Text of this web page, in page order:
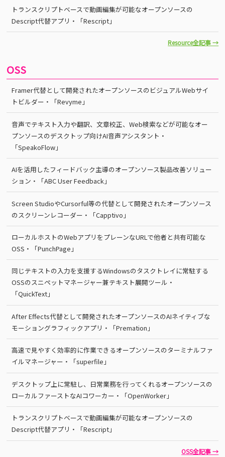
トランスクリプトベースで動画編集が可能なオープンソースの
Descript代替アプリ・「Rescript」
Resource全記事 →
OSS
Framer代替として開発されたオープンソースのビジュアルWebサイ
トビルダー・「Revyme」
音声でテキスト入力や翻訳、文章校正、Web検索などが可能なオー
プンソースのデスクトップ向けAI音声アシスタント・
「SpeakoFlow」
AIを活用したフィードバック主導のオープンソース製品改善ソリュー
ション・「ABC User Feedback」
Screen StudioやCursorful等の代替として開発されたオープンソース
のスクリーンレコーダー・「Capptivo」
ローカルホストのWebアプリをプレーンなURLで他者と共有可能な
OSS・「PunchPage」
同じテキストの入力を支援するWindowsのタスクトレイに常駐する
OSSのスニペットマネージャー兼テキスト展開ツール・
「QuickText」
After Effects代替として開発されたオープンソースのAIネイティブな
モーショングラフィックアプリ・「Premation」
高速で見やすく効率的に作業できるオープンソースのターミナルファ
イルマネージャー・「superfile」
デスクトップ上に常駐し、日常業務を行ってくれるオープンソースの
ローカルファーストなAIコワーカー・「OpenWorker」
トランスクリプトベースで動画編集が可能なオープンソースの
Descript代替アプリ・「Rescript」
OSS全記事 →